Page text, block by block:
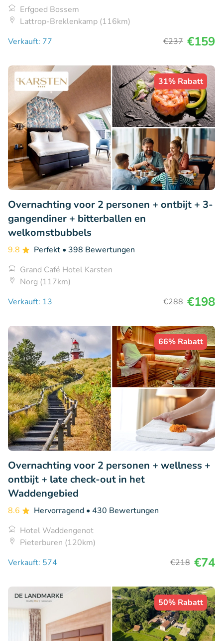
Erfgoed Bossem
Lattrop-Breklenkamp (116km)
Verkauft: 77
€237 €159
31% Rabatt
Overnachting voor 2 personen + ontbijt + 3-
gangendiner + bitterballen en
welkomstbubbels
9.8 Perfekt • 398 Bewertungen
Grand Café Hotel Karsten
Norg (117km)
Verkauft: 13
€288 €198
66% Rabatt
Overnachting voor 2 personen + wellness +
ontbijt + late check-out in het
Waddengebied
8.6 Hervorragend • 430 Bewertungen
Hotel Waddengenot
Pieterburen (120km)
Verkauft: 574
€218 €74
50% Rabatt